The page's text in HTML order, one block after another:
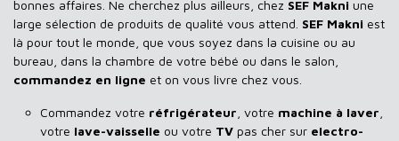
bonnes affaires. Ne cherchez plus ailleurs, chez SEF Makni une
large sélection de produits de qualité vous attend. SEF Makni est
là pour tout le monde, que vous soyez dans la cuisine ou au
bureau, dans la chambre de votre bébé ou dans le salon,
commandez en ligne et on vous livre chez vous.
Commandez votre réfrigérateur , votre machine à laver
votre lave-vaisselle ou votre TV pas cher sur electro-